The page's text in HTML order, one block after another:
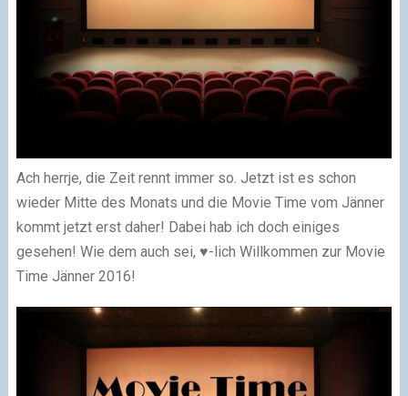
Ach herrje, die Zeit rennt immer so. Jetzt ist es schon
wieder Mitte des Monats und die Movie Time vom Jänner
kommt jetzt erst daher! Dabei hab ich doch einiges
gesehen! Wie dem auch sei, ♥-lich Willkommen zur Movie
Time Jänner 2016!